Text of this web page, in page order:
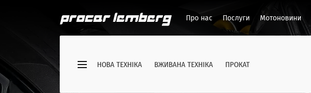
Про нас Послуги Мотоновини
НОВА ТЕХНІКА ВЖИВАНА ТЕХНІКА ПРОКАТ